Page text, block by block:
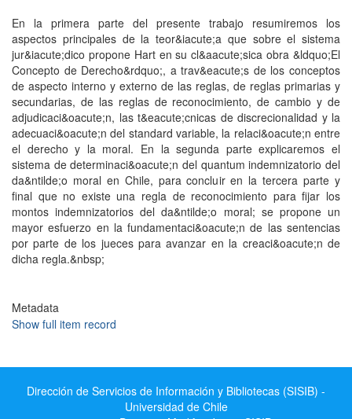
En la primera parte del presente trabajo resumiremos los
aspectos principales de la teor&iacute;a que sobre el sistema
jur&iacute;dico propone Hart en su cl&aacute;sica obra &ldquo;El
Concepto de Derecho&rdquo;, a trav&eacute;s de los conceptos
de aspecto interno y externo de las reglas, de reglas primarias y
secundarias, de las reglas de reconocimiento, de cambio y de
adjudicaci&oacute;n, las t&eacute;cnicas de discrecionalidad y la
adecuaci&oacute;n del standard variable, la relaci&oacute;n entre
el derecho y la moral. En la segunda parte explicaremos el
sistema de determinaci&oacute;n del quantum indemnizatorio del
da&ntilde;o moral en Chile, para concluir en la tercera parte y
final que no existe una regla de reconocimiento para fijar los
montos indemnizatorios del da&ntilde;o moral; se propone un
mayor esfuerzo en la fundamentaci&oacute;n de las sentencias
por parte de los jueces para avanzar en la creaci&oacute;n de
dicha regla.&nbsp;
Metadata
Show full item record
Dirección de Servicios de Información y Bibliotecas (SISIB) -
Universidad de Chile